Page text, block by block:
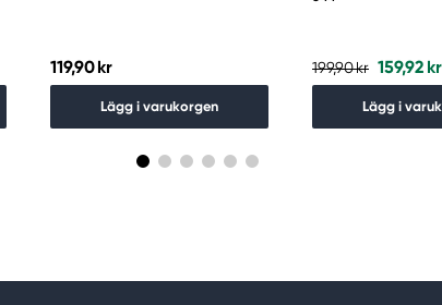
119,90 kr
Lägg i varukorgen
199,90 kr 159,92 kr
Lägg i